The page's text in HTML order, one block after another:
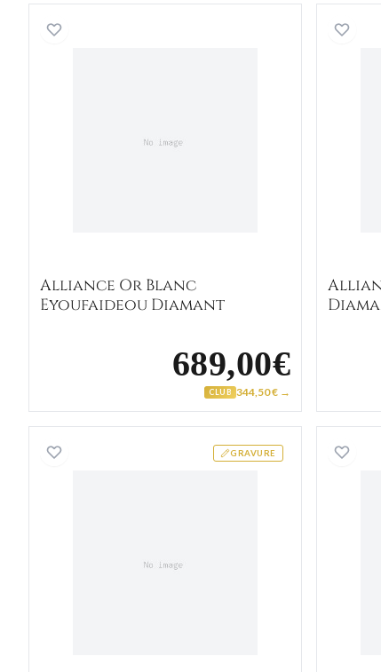
Alliance Or Blanc Eyoufaideou
Alliance Or Blanc
Eyoufaideou Diamant
689,00€
CLUB 344,50 € →
GRAVURE
Alliance Or Blanc Cazenove